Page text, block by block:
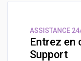
ASSISTANCE
Entrez en
Support